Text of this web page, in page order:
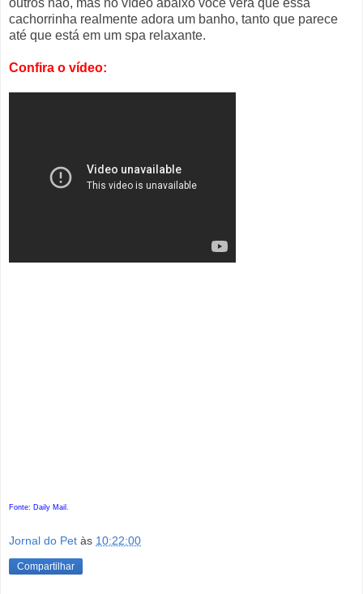
outros não, mas no vídeo abaixo você verá que essa
cachorrinha realmente adora um banho, tanto que parece
até que está em um spa relaxante.
Confira o vídeo:
Fonte: Daily Mail.
Jornal do Pet às 10:22:00
Compartilhar